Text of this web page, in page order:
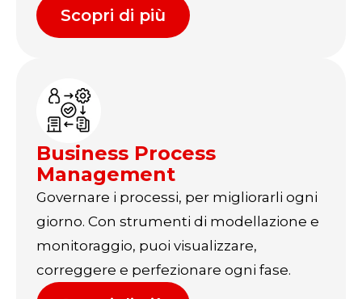
Scopri di più
Business Process
Management
Governare i processi, per migliorarli ogni
giorno. Con strumenti di modellazione e
monitoraggio, puoi visualizzare,
correggere e perfezionare ogni fase.